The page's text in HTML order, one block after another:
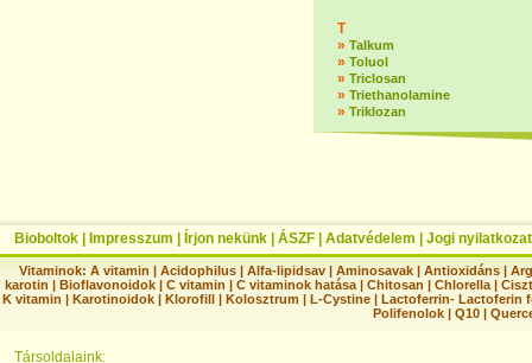
T
» Talkum
» Toluol
» Triclosan
» Triethanolamine
» Triklozan
Bioboltok Impresszum Írjon nekünk ÁSZF Adatvédelem Jogi nyilatkozat
Vitaminok: A vitamin |Acidophilus |Alfa-lipidsav |Aminosavak |Antioxidáns |
karotin | Bioflavonoidok | C vitamin | C vitaminok hatása | Chitosan | Chlorella |
K vitamin | Karotinoidok | Klorofill | Kolosztrum | L-Cystine | Lactoferrin- Lactoferin
Polifenolok |Q10 |
Társoldalaink: